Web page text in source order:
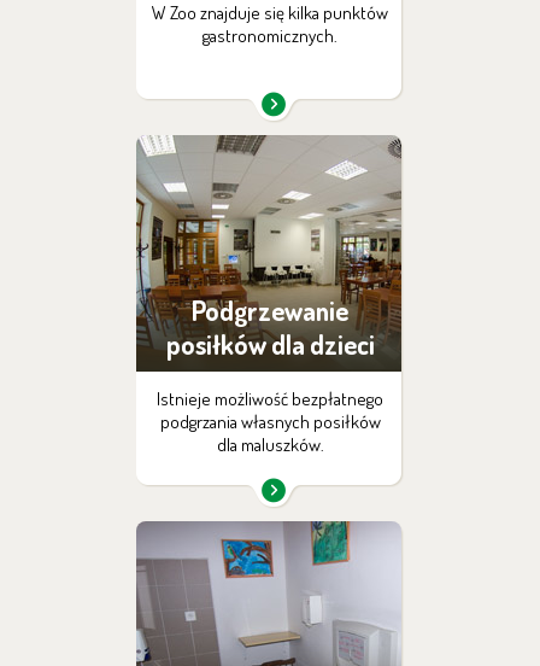
W Zoo znajduje się kilka punktów
gastronomicznych.
Podgrzewanie
posiłków dla dzieci
Istnieje możliwość bezpłatnego
podgrzania własnych posiłków
dla maluszków.